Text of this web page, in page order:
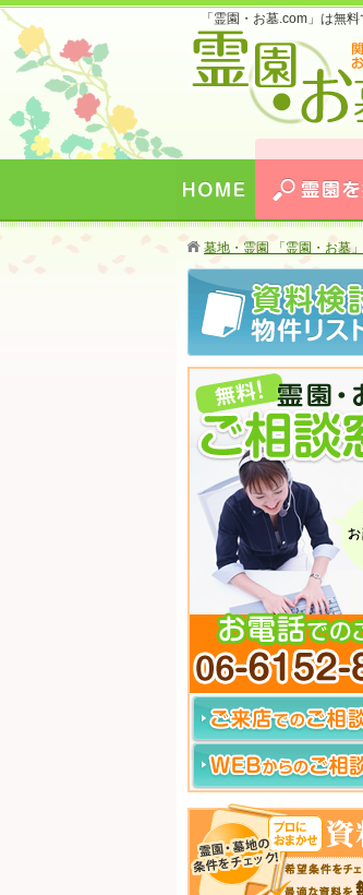
「霊園・お墓.com」は無
お墓のことなら霊園・お
最安値のおトクな情
墓地・霊園 「霊園・お墓」